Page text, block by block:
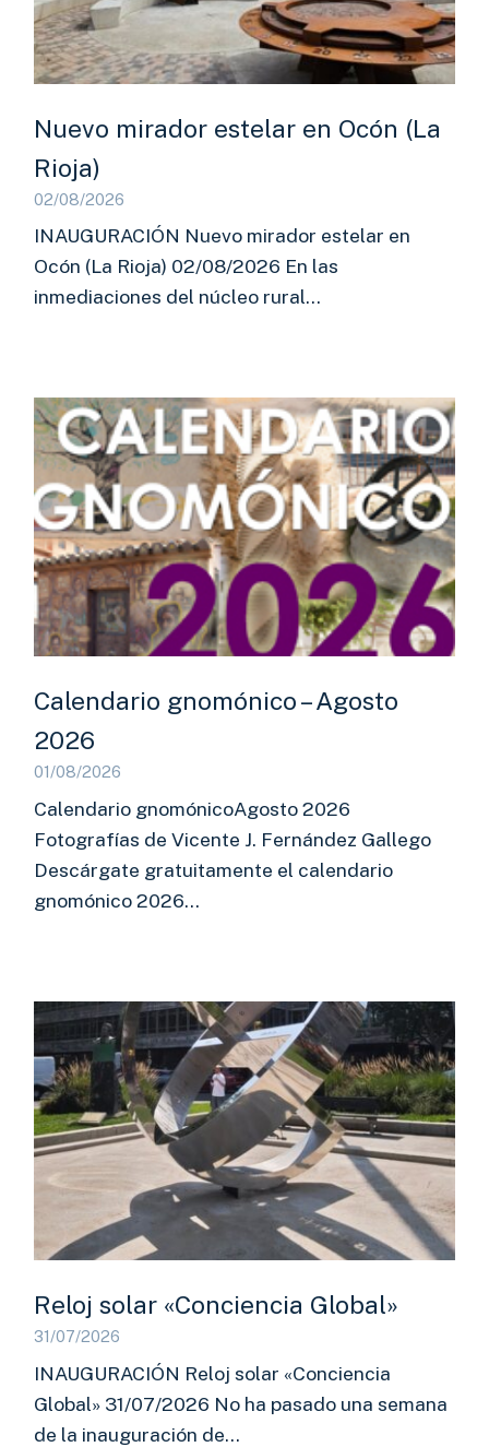
Nuevo mirador estelar en Ocón (La
Rioja)
02/08/2026
INAUGURACIÓN Nuevo mirador estelar en
Ocón (La Rioja) 02/08/2026 En las
inmediaciones del núcleo rural…
Calendario gnomónico – Agosto
2026
01/08/2026
Calendario gnomónicoAgosto 2026
Fotografías de Vicente J. Fernández Gallego
Descárgate gratuitamente el calendario
gnomónico 2026…
Reloj solar «Conciencia Global»
31/07/2026
INAUGURACIÓN Reloj solar «Conciencia
Global» 31/07/2026 No ha pasado una semana
de la inauguración de…